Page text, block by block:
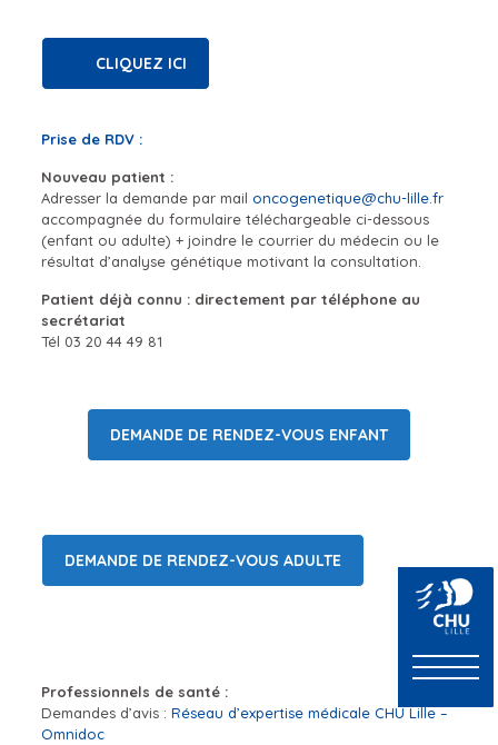
CLIQUEZ ICI
Prise de RDV :
Nouveau patient :
Adresser la demande par mail oncogenetique@chu-lille.fr
accompagnée du formulaire téléchargeable ci-dessous
(enfant ou adulte) + joindre le courrier du médecin ou le
résultat d’analyse génétique motivant la consultation.
Patient déjà connu : directement par téléphone au
secrétariat
Tél 03 20 44 49 81
DEMANDE DE RENDEZ-VOUS ENFANT
DEMANDE DE RENDEZ-VOUS ADULTE
Professionnels de santé :
Demandes d’avis : Réseau d’expertise médicale CHU Lille –
Omnidoc